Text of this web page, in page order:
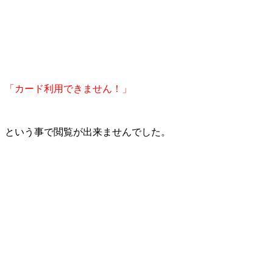
「カード利用できません！」
という事で閲覧が出来ませんでした。